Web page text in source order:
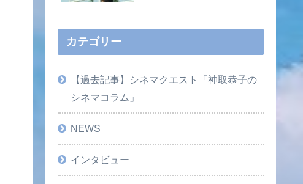
カテゴリー
【過去記事】シネマクエスト「神取恭子の
シネマコラム」
NEWS
インタビュー